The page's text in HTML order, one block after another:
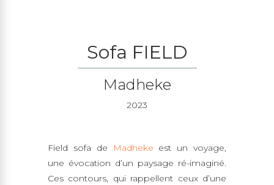
Sofa FIELD
Madheke
2023
Field sofa de Madheke est un voyage,
une évocation d’un paysage ré-imaginé.
Ces contours, qui rappellent ceux d’une